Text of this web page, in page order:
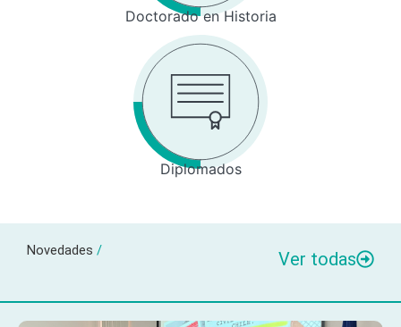
Doctorado en Historia
Diplomados
Novedades / Ver todas